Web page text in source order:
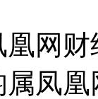
网
凤